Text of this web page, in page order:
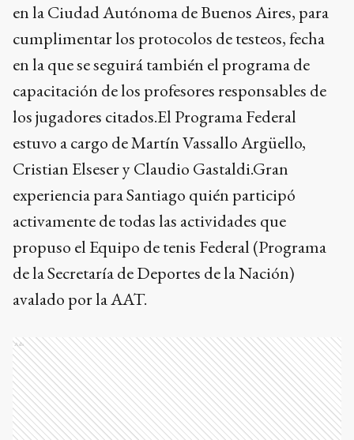
en la Ciudad Autónoma de Buenos Aires, para
cumplimentar los protocolos de testeos, fecha
en la que se seguirá también el programa de
capacitación de los profesores responsables de
los jugadores citados.El Programa Federal
estuvo a cargo de Martín Vassallo Argüello,
Cristian Elseser y Claudio Gastaldi.Gran
experiencia para Santiago quién participó
activamente de todas las actividades que
propuso el Equipo de tenis Federal (Programa
de la Secretaría de Deportes de la Nación)
avalado por la AAT.
Ads